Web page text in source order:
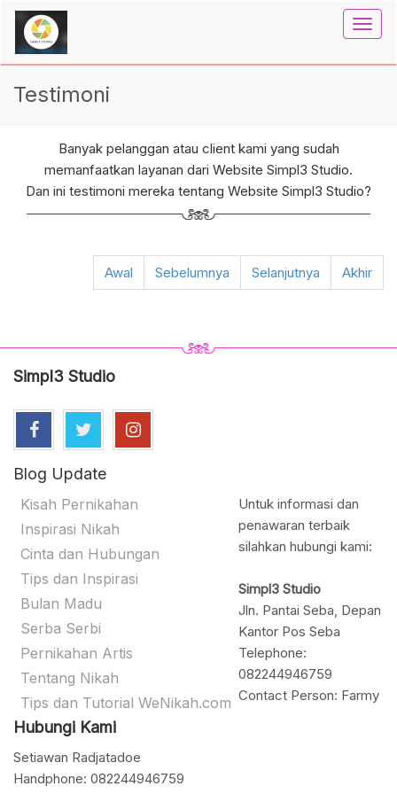
Testimoni
Banyak pelanggan atau client kami yang sudah
memanfaatkan layanan dari Website Simpl3 Studio.
Dan ini testimoni mereka tentang Website Simpl3 Studio?
Awal Sebelumnya Selanjutnya Akhir
Simpl3 Studio
Blog Update
Kisah Pernikahan
Inspirasi Nikah
Cinta dan Hubungan
Tips dan Inspirasi
Bulan Madu
Serba Serbi
Pernikahan Artis
Tentang Nikah
Tips dan Tutorial WeNikah.com
Hubungi Kami
Untuk informasi dan
penawaran terbaik
silahkan hubungi kami:
Simpl3 Studio
Jln. Pantai Seba, Depan
Kantor Pos Seba
Telephone:
082244946759
Contact Person: Farmy
Setiawan Radjatadoe
Handphone: 082244946759